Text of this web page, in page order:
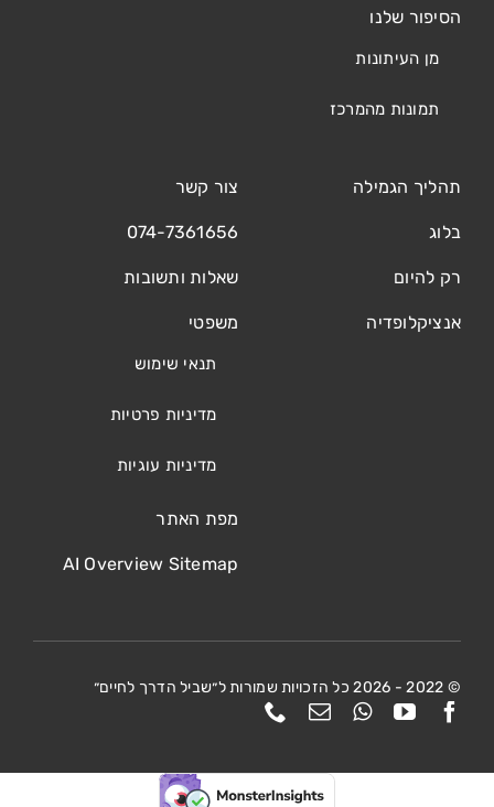
הסיפור שלנו
מן העיתונות
תמונות מהמרכז
תהליך הגמילה
בלוג
רק להיום
אנציקלופדיה
צור קשר
074-7361656
שאלות ותשובות
משפטי
תנאי שימוש
מדיניות פרטיות
מדיניות עוגיות
מפת האתר
AI Overview Sitemap
© 2022 - 2026 כל הזכויות שמורות ל״שביל הדרך לחיים״